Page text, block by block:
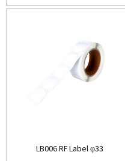
LB006 RF Label φ33